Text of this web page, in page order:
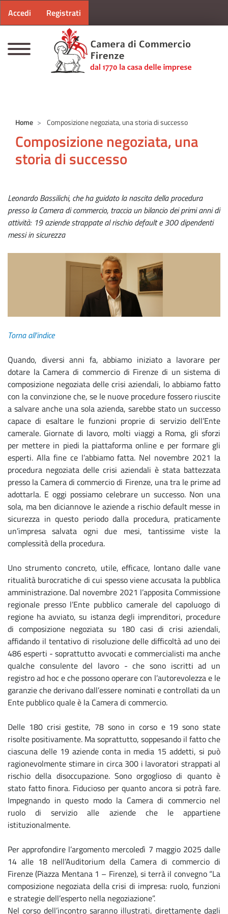
Menu profilo utente
Accedi Registrati
Home Composizione negoziata, una storia di successo
Composizione negoziata, una
storia di successo
Leonardo Bassilichi, che ha guidato la nascita della procedura
presso la Camera di commercio, traccia un bilancio dei primi anni di
attività: 19 aziende strappate al rischio default e 300 dipendenti
messi in sicurezza
Torna all'indice
Quando, diversi anni fa, abbiamo iniziato a lavorare per
dotare la Camera di commercio di Firenze di un sistema di
composizione negoziata delle crisi aziendali, lo abbiamo fatto
con la convinzione che, se le nuove procedure fossero riuscite
a salvare anche una sola azienda, sarebbe stato un successo
capace di esaltare le funzioni proprie di servizio dell’Ente
camerale. Giornate di lavoro, molti viaggi a Roma, gli sforzi
per mettere in piedi la piattaforma online e per formare gli
esperti. Alla fine ce l’abbiamo fatta. Nel novembre 2021 la
procedura negoziata delle crisi aziendali è stata battezzata
presso la Camera di commercio di Firenze, una tra le prime ad
adottarla. E oggi possiamo celebrare un successo. Non una
sola, ma ben diciannove le aziende a rischio default messe in
sicurezza in questo periodo dalla procedura, praticamente
un’impresa salvata ogni due mesi, tantissime viste la
complessità della procedura.
Uno strumento concreto, utile, efficace, lontano dalle vane
ritualità burocratiche di cui spesso viene accusata la pubblica
amministrazione. Dal novembre 2021 l’apposita Commissione
regionale presso l’Ente pubblico camerale del capoluogo di
regione ha avviato, su istanza degli imprenditori, procedure
di composizione negoziata su 180 casi di crisi aziendali,
affidando il tentativo di risoluzione delle difficoltà ad uno dei
486 esperti - soprattutto avvocati e commercialisti ma anche
qualche consulente del lavoro - che sono iscritti ad un
registro ad hoc e che possono operare con l’autorevolezza e le
garanzie che derivano dall’essere nominati e controllati da un
Ente pubblico quale è la Camera di commercio.
Delle 180 crisi gestite, 78 sono in corso e 19 sono state
risolte positivamente. Ma soprattutto, soppesando il fatto che
ciascuna delle 19 aziende conta in media 15 addetti, si può
ragionevolmente stimare in circa 300 i lavoratori strappati al
rischio della disoccupazione. Sono orgoglioso di quanto è
stato fatto finora. Fiducioso per quanto ancora si potrà fare.
Impegnando in questo modo la Camera di commercio nel
ruolo di servizio alle aziende che le appartiene
istituzionalmente.
Per approfondire l’argomento mercoledì 7 maggio 2025 dalle
14 alle 18 nell’Auditorium della Camera di commercio di
Firenze (Piazza Mentana 1 – Firenze), si terrà il convegno “La
composizione negoziata della crisi di impresa: ruolo, funzioni
e strategie dell’esperto nella negoziazione”.
Nel corso dell’incontro saranno illustrati, direttamente dagli